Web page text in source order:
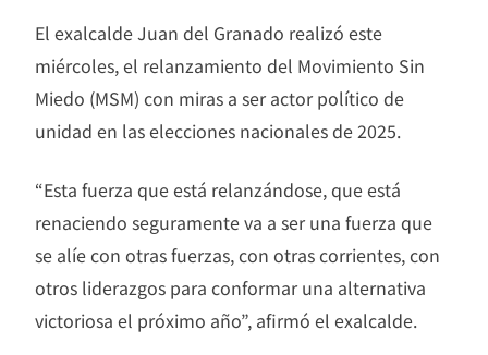
El exalcalde Juan del Granado realizó este
miércoles, el relanzamiento del Movimiento Sin
Miedo (MSM) con miras a ser actor político de
unidad en las elecciones nacionales de 2025.
“Esta fuerza que está relanzándose, que está
renaciendo seguramente va a ser una fuerza que
se alíe con otras fuerzas, con otras corrientes, con
otros liderazgos para conformar una alternativa
victoriosa el próximo año”, afirmó el exalcalde.